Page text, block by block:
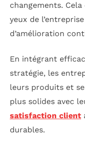
changements.
yeux de
d’amélioration
En intégrant
stratégie, les
leurs produits et
plus solides avec
satisfaction client
durables.